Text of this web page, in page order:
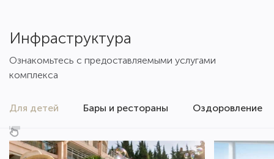
как отель
Инфраструктура
Ознакомьтесь с предоставляемыми услугами
комплекса
Для детей Бары и рестораны Оздоровление